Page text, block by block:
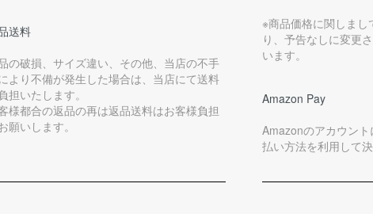
送料
の破損、サイズ違い、その他、当店の不手
より不備が発生した場合は、当店にて送料
担いたします。
様都合の返品の再は返品送料はお客様負担
願いします。
※商品価格に関しまし
り、予告なしに変更
います。
Amazon Pay
Amazonのアカウン
払い方法を利用して決